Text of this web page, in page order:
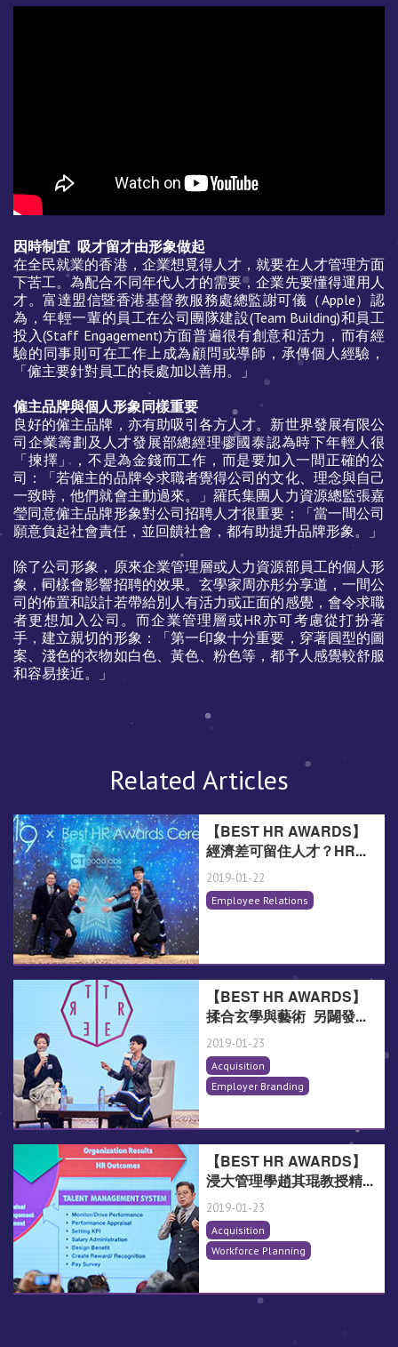
因時制宜 吸才留才由形象做起
在全民就業的香港，企業想覓得人才，就要在人才管理方面
下苦工。為配合不同年代人才的需要，企業先要懂得運用人
才。富達盟信暨香港基督教服務處總監謝可儀（Apple）認
為，年輕一輩的員工在公司團隊建設(Team Building)和員工
投入(Staff Engagement)方面普遍很有創意和活力，而有經
驗的同事則可在工作上成為顧問或導師，承傳個人經驗，
「僱主要針對員工的長處加以善用。」
僱主品牌與個人形象同樣重要
良好的僱主品牌，亦有助吸引各方人才。新世界發展有限公
司企業籌劃及人才發展部總經理廖國泰認為時下年輕人很
「揀擇」，不是為金錢而工作，而是要加入一間正確的公
司：「若僱主的品牌令求職者覺得公司的文化、理念與自己
一致時，他們就會主動過來。」羅氏集團人力資源總監張嘉
瑩同意僱主品牌形象對公司招聘人才很重要：「當一間公司
願意負起社會責任，並回饋社會，都有助提升品牌形象。」
除了公司形象，原來企業管理層或人力資源部員工的個人形
象，同樣會影響招聘的效果。玄學家周亦彤分享道，一間公
司的佈置和設計若帶給別人有活力或正面的感覺，會令求職
者更想加入公司。而企業管理層或HR亦可考慮從打扮著
手，建立親切的形象：「第一印象十分重要，穿著圓型的圖
案、淺色的衣物如白色、黃色、粉色等，都予人感覺較舒服
和容易接近。」
Related Articles
【BEST HR AWARDS】
經濟差可留住人才？HR...
2019-01-22
Employee Relations
【BEST HR AWARDS】
揉合玄學與藝術 另闢發...
2019-01-23
Acquisition
Employer Branding
【BEST HR AWARDS】
浸大管理學趙其琨教授精...
2019-01-23
Acquisition
Workforce Planning